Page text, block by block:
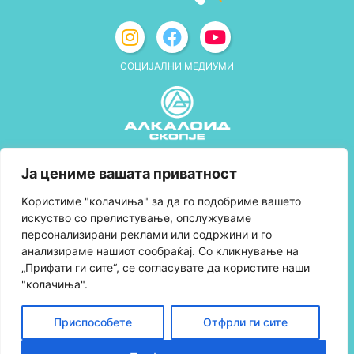
Ја цениме вашата приватност
Kористиме "колачиња" за да го подобриме вашето
искуство со прелистување, опслужуваме
персонализирани реклами или содржини и го
анализираме нашиот сообраќај. Со кликнување на
„Прифати ги сите“, се согласувате да користите наши
"колачиња".
Приспособете Отфрли ги сите
СОЦИЈАЛНИ МЕДИУМИ
Правила и услови за користење
Политика за колачиња
Правила за учество во програмата за
лојалност и политика за собирање поени
Контактирајте нè